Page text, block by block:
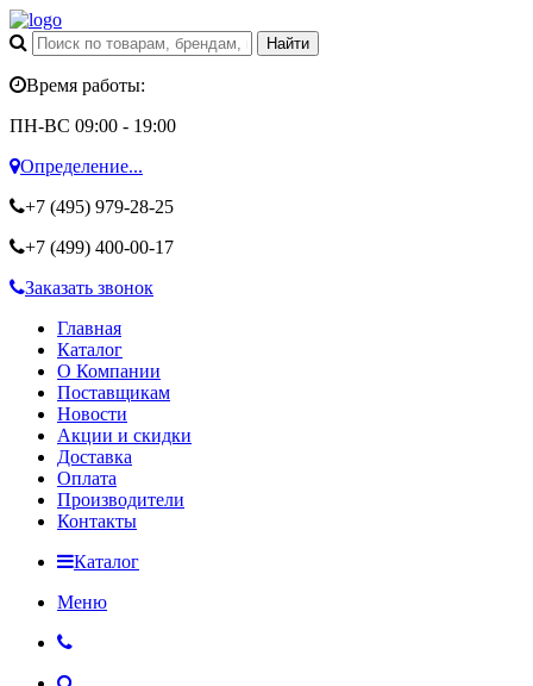
Время работы:
ПН-ВС 09:00 - 19:00
Определение...
+7 (495) 979-28-25
+7 (499) 400-00-17
Заказать звонок
Главная
Каталог
О Компании
Поставщикам
Новости
Акции и скидки
Доставка
Оплата
Производители
Контакты
Каталог
Меню